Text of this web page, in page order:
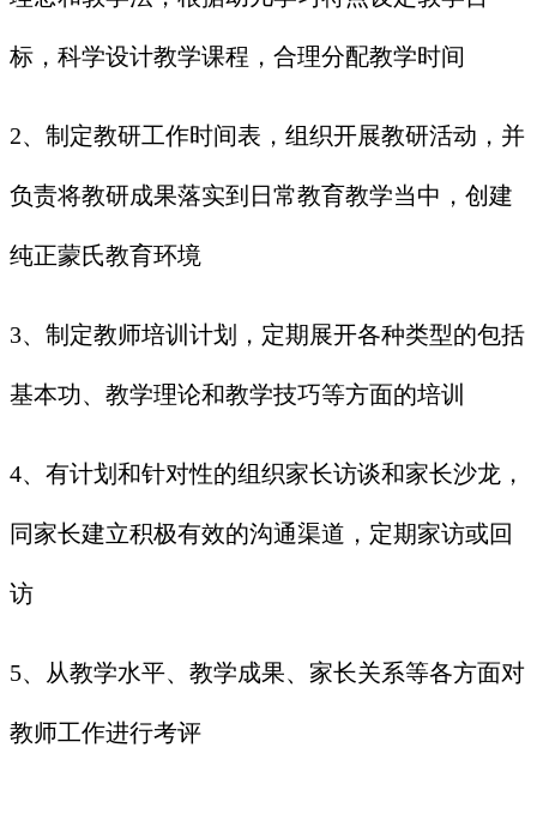
标，科学设计教学课程，合理分配教学时间
2、制定教研工作时间表，组织开展教研活动，并
负责将教研成果落实到日常教育教学当中，创建
纯正蒙氏教育环境
3、制定教师培训计划，定期展开各种类型的包括
基本功、教学理论和教学技巧等方面的培训
4、有计划和针对性的组织家长访谈和家长沙龙，
同家长建立积极有效的沟通渠道，定期家访或回
访
5、从教学水平、教学成果、家长关系等各方面对
教师工作进行考评